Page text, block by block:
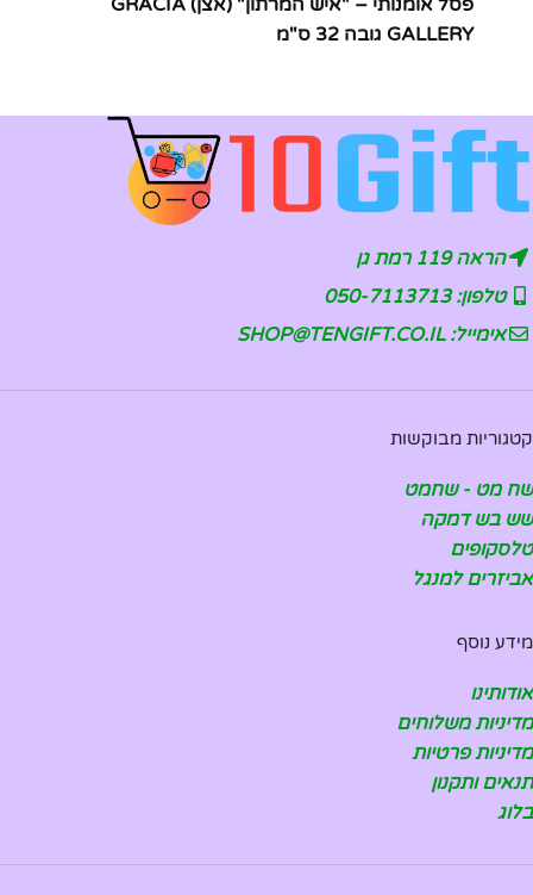
GALLERY גובה 32 ס"מ
הראה 119 רמת גן
טלפון: 050-7113713
אימייל: SHOP@TENGIFT.CO.IL
קטגוריות מבוקשות
שח מט - שחמט
שש בש דמקה
טלסקופים
אביזרים למנגל
מידע נוסף
אודותינו
מדיניות משלוחים
מדיניות פרטיות
תנאים ותקנון
בלוג